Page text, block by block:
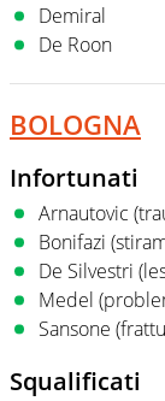
Demiral
De Roon
BOLOGNA
Infortunati
Arnautovic
Bonifazi
De Silvestri
Medel
Sansone
Squalificati